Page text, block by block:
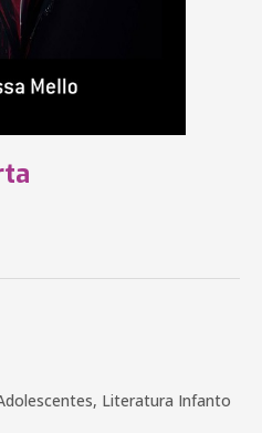
Literatura Infanto